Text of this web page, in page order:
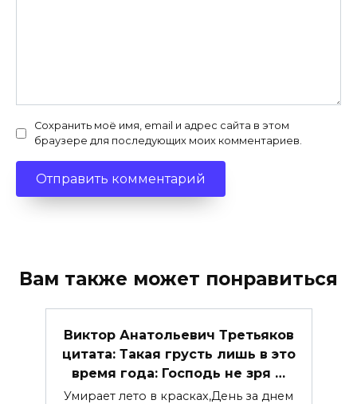
Сохранить моё имя, email и адрес сайта в этом
браузере для последующих моих комментариев.
Вам также может понравиться
Виктор Анатольевич Третьяков
цитата: Такая грусть лишь в это
время года: Господь не зря …
Умирает лето в красках,День за днем